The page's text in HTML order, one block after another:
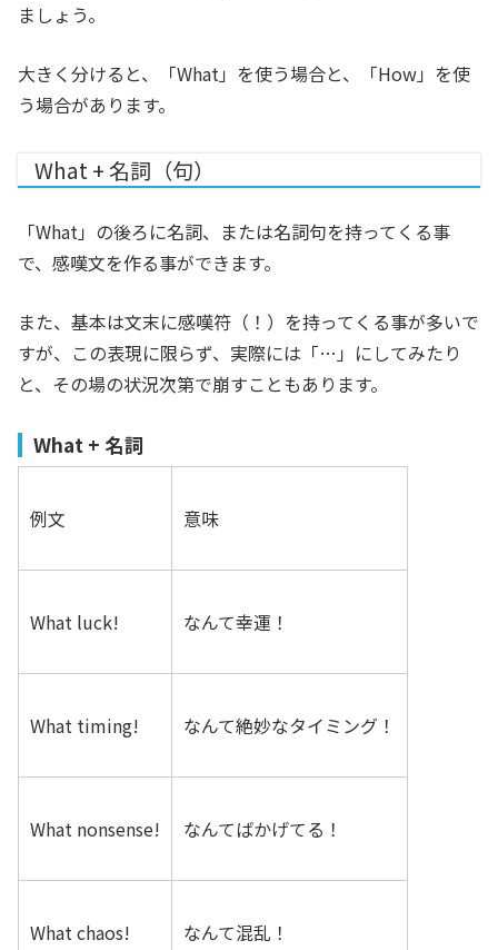
ましょう。
大きく分けると、「What」を使う場合と、「How」を使
う場合があります。
What + 名詞（句）
「What」の後ろに名詞、または名詞句を持ってくる事
で、感嘆文を作る事ができます。
また、基本は文末に感嘆符（！）を持ってくる事が多いで
すが、この表現に限らず、実際には「…」にしてみたり
と、その場の状況次第で崩すこともあります。
What + 名詞
例文 意味
What luck! なんて幸運！
What timing! なんて絶妙なタイミング！
What nonsense! なんてばかげてる！
What chaos! なんて混乱！